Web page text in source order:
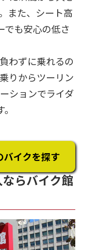
また、シート高
でも安心の低さ
わずに乗れるの
りからツーリン
ションでライダ
バイクを探す
らバイク館